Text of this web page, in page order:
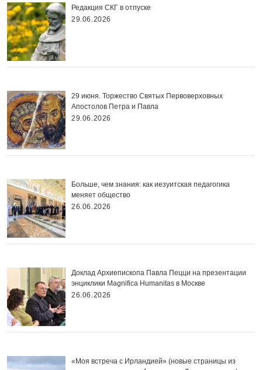
Редакция СКГ в отпуске
29.06.2026
29 июня. Торжество Святых Первоверховных
Апостолов Петра и Павла
29.06.2026
Больше, чем знания: как иезуитская педагогика
меняет общество
26.06.2026
Доклад Архиепископа Павла Пецци на презентации
энциклики Magnifica Нumanitas в Москве
26.06.2026
«Моя встреча с Ирландией» (новые страницы из